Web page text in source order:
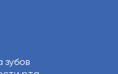
зубов